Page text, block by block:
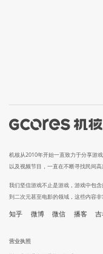
机核从2010年开始一直致力于分享游
以及视频节目，一直在不断寻找民间高
我们坚信游戏不止是游戏，游戏中包
到二次元甚至电影的领域，这些内容非
知乎 微博 微信 播客 吉
营业执照